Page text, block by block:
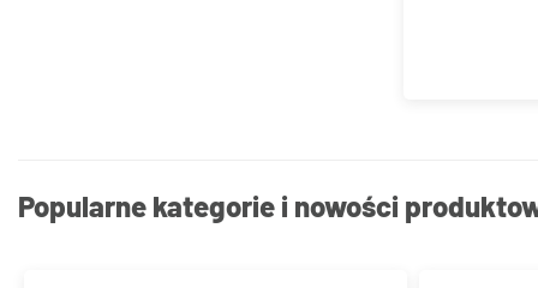
Popularne kategorie i nowości